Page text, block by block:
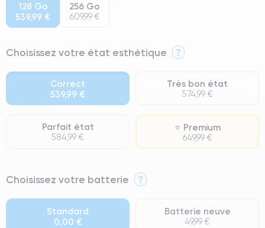
128 Go
539,99 €
256 Go
609,99 €
Choisissez votre état esthétique ?
Correct
539,99 €
Très bon état
574,99 €
Parfait état
584,99 €
⭐ Premium
649,99 €
⭐ Premium
● Batterie : usage intensif.
● Seuls 5% de nos téléphones ont un grade Premium.
Choisissez votre batterie ?
Standard
0,00 €
Batterie neuve
49,99 €